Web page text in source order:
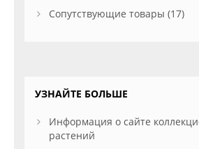
Сопутствующие товары (17)
УЗНАЙТЕ БОЛЬШЕ
Информация о сайте
растений